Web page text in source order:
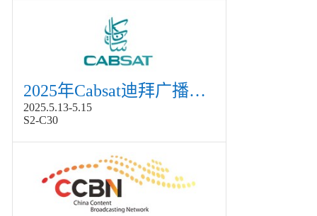
2025年Cabsat迪拜广播电视展
2025.5.13-5.15
S2-C30